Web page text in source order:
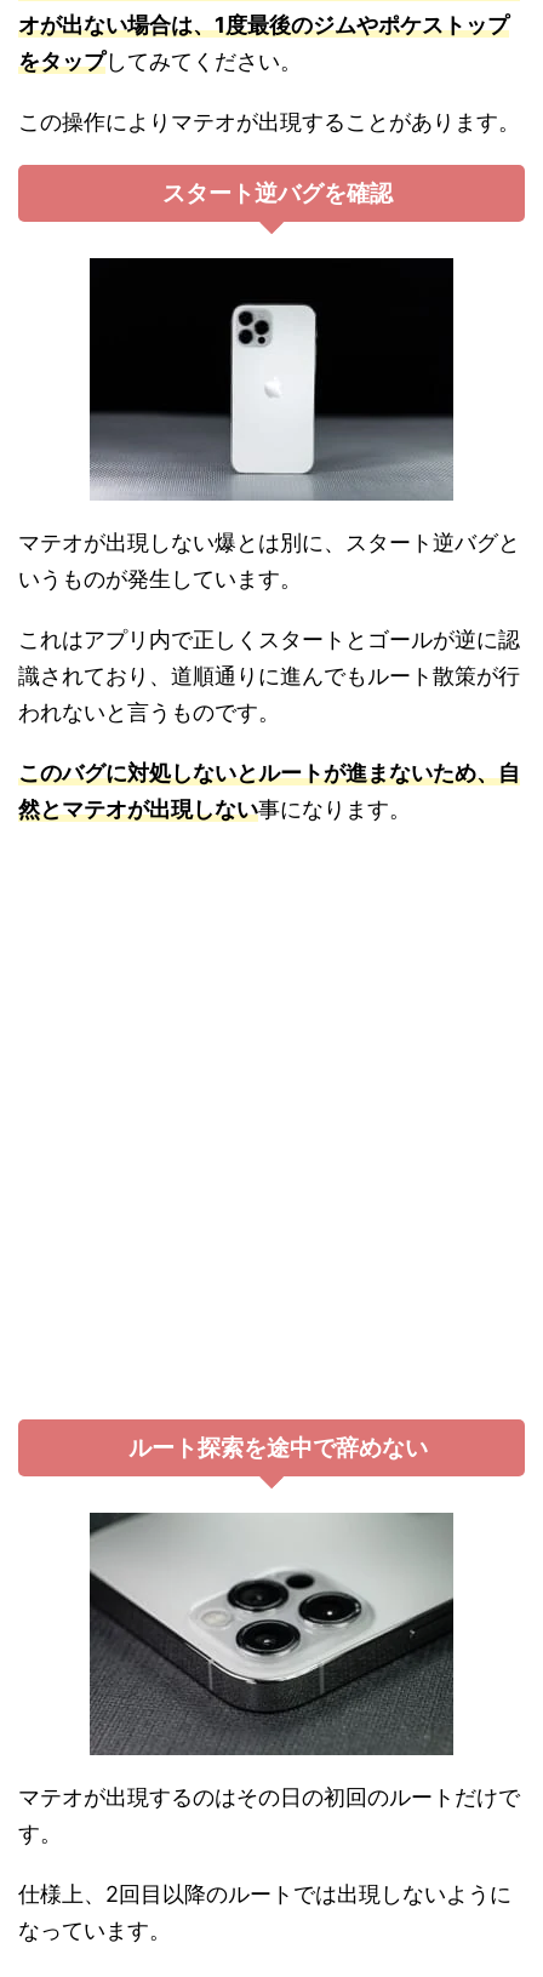
オが出ない場合は、1度最後のジムやポケストップ
をタップしてみてください。
この操作によりマテオが出現することがあります。
スタート逆バグを確認
マテオが出現しない爆とは別に、スタート逆バグと
いうものが発生しています。
これはアプリ内で正しくスタートとゴールが逆に認
識されており、道順通りに進んでもルート散策が行
われないと言うものです。
このバグに対処しないとルートが進まないため、自
然とマテオが出現しない事になります。
ルート探索を途中で辞めない
マテオが出現するのはその日の初回のルートだけで
す。
仕様上、2回目以降のルートでは出現しないように
なっています。